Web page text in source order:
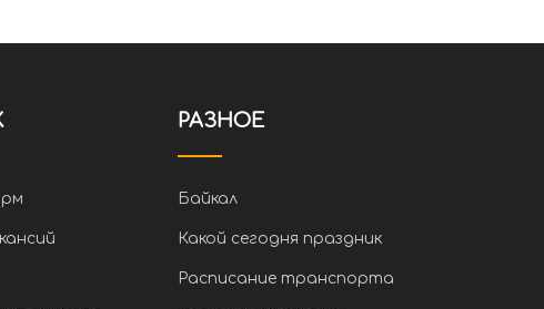
РАЗНОЕ
Байкал
Какой сегодня праздник
Расписание транспорта